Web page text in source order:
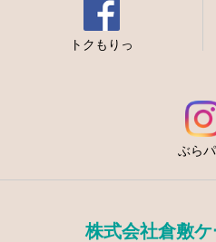
トクもりっ
ぶら
株式会社倉敷